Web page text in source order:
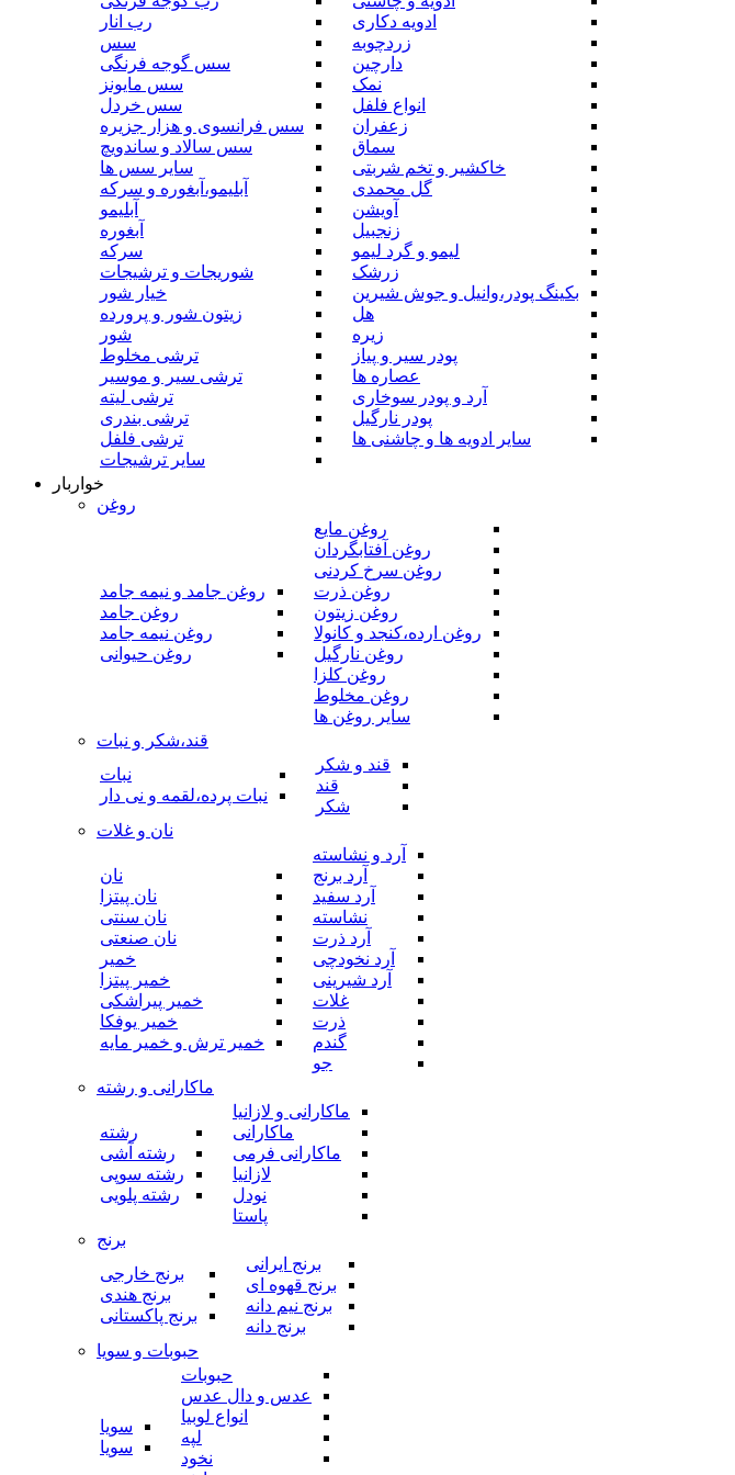
ادویه دکاری
زردچوبه
دارچین
نمک
انواع فلفل
زعفران
سماق
خاکشیر و تخم شربتی
گل محمدی
آویشن
زنجبیل
لیمو و گرد لیمو
زرشک
بکینگ پودر،وانیل و جوش شیرین
هل
زیره
پودر سیر و پیاز
عصاره ها
آرد و پودر سوخاری
پودر نارگیل
سایر ادویه ها و چاشنی ها
رب انار
سس
سس گوجه فرنگی
سس مایونز
سس خردل
سس فرانسوی و هزار جزیره
سس سالاد و ساندویچ
سایر سس ها
آبلیمو،آبغوره و سرکه
آبلیمو
آبغوره
سرکه
شوریجات و ترشیجات
خیار شور
زیتون شور و پرورده
شور
ترشی مخلوط
ترشی سیر و موسیر
ترشی لیته
ترشی بندری
ترشی فلفل
سایر ترشیجات
خواربار
روغن
روغن مایع
روغن آفتابگردان
روغن سرخ کردنی
روغن ذرت
روغن زیتون
روغن ارده،کنجد و کانولا
روغن نارگیل
روغن کلزا
روغن مخلوط
سایر روغن ها
روغن جامد و نیمه جامد
روغن جامد
روغن نیمه جامد
روغن حیوانی
قند،شکر و نبات
قند و شکر
قند
شکر
نبات
نبات پرده،لقمه و نی دار
نان و غلات
آرد و نشاسته
آرد برنج
آرد سفید
نشاسته
آرد ذرت
آرد نخودچی
آرد شیرینی
غلات
ذرت
گندم
جو
نان
نان پیتزا
نان سنتی
نان صنعتی
خمیر
خمیر پیتزا
خمیر پیراشکی
خمیر یوفکا
خمیر ترش و خمیر مایه
ماکارانی و رشته
ماکارانی و لازانیا
ماکارانی
ماکارانی فرمی
لازانیا
نودل
پاستا
رشته
رشته آشی
رشته سوپی
رشته پلویی
برنج
برنج ایرانی
برنج قهوه ای
برنج نیم دانه
برنج دانه
برنج خارجی
برنج هندی
برنج پاکستانی
حبوبات و سویا
حبوبات
عدس و دال عدس
انواع لوبیا
لپه
نخود
سویا
سویا